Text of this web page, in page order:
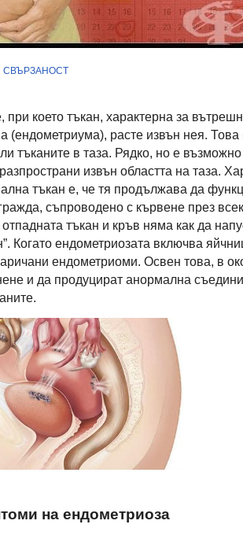
СВЪРЗАНОСТ
което тъкан, характерна за
(ендометриума), расте извън нея.
тъканите в таза. Рядко, но е възможно
извън областта на таза.
тъкан е, че тя продължава да
съпроводено с кървене през
тъкан и кръв няма как да
Когато ендометриозата включва
ендометриоми. Освен това, в
и да продуцират анормална
на ендометриоза